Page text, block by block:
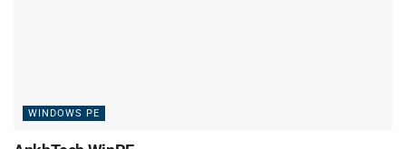
WINDOWS PE